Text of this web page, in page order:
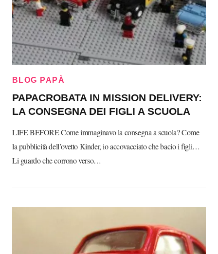
BLOG PAPÀ
PAPACROBATA IN MISSION DELIVERY:
LA CONSEGNA DEI FIGLI A SCUOLA
LIFE BEFORE Come immaginavo la consegna a scuola? Come
la pubblicità dell’ovetto Kinder, io accovacciato che bacio i figli…
Li guardo che corrono verso…